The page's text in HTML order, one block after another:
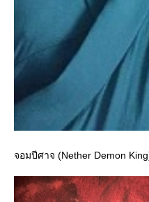
จอมปีศาจ (Nether Demon